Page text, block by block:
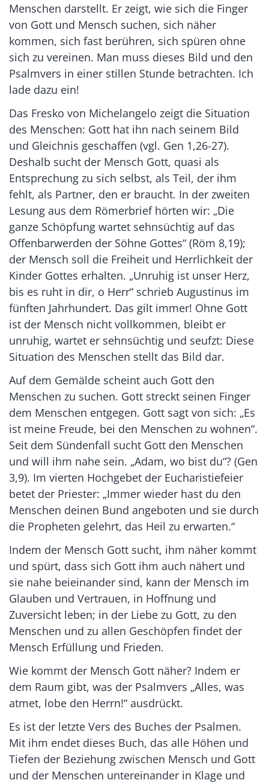
Menschen darstellt. Er zeigt, wie sich die Finger
von Gott und Mensch suchen, sich näher
kommen, sich fast berühren, sich spüren ohne
sich zu vereinen. Man muss dieses Bild und den
Psalmvers in einer stillen Stunde betrachten. Ich
lade dazu ein!
Das Fresko von Michelangelo zeigt die Situation
des Menschen: Gott hat ihn nach seinem Bild
und Gleichnis geschaffen (vgl. Gen 1,26-27).
Deshalb sucht der Mensch Gott, quasi als
Entsprechung zu sich selbst, als Teil, der ihm
fehlt, als Partner, den er braucht. In der zweiten
Lesung aus dem Römerbrief hörten wir: „Die
ganze Schöpfung wartet sehnsüchtig auf das
Offenbarwerden der Söhne Gottes“ (Röm 8,19);
der Mensch soll die Freiheit und Herrlichkeit der
Kinder Gottes erhalten. „Unruhig ist unser Herz,
bis es ruht in dir, o Herr“ schrieb Augustinus im
fünften Jahrhundert. Das gilt immer! Ohne Gott
ist der Mensch nicht vollkommen, bleibt er
unruhig, wartet er sehnsüchtig und seufzt: Diese
Situation des Menschen stellt das Bild dar.
Auf dem Gemälde scheint auch Gott den
Menschen zu suchen. Gott streckt seinen Finger
dem Menschen entgegen. Gott sagt von sich: „Es
ist meine Freude, bei den Menschen zu wohnen“.
Seit dem Sündenfall sucht Gott den Menschen
und will ihm nahe sein. „Adam, wo bist du“? (Gen
3,9). Im vierten Hochgebet der Eucharistiefeier
betet der Priester: „Immer wieder hast du den
Menschen deinen Bund angeboten und sie durch
die Propheten gelehrt, das Heil zu erwarten.“
Indem der Mensch Gott sucht, ihm näher kommt
und spürt, dass sich Gott ihm auch nähert und
sie nahe beieinander sind, kann der Mensch im
Glauben und Vertrauen, in Hoffnung und
Zuversicht leben; in der Liebe zu Gott, zu den
Menschen und zu allen Geschöpfen findet der
Mensch Erfüllung und Frieden.
Wie kommt der Mensch Gott näher? Indem er
dem Raum gibt, was der Psalmvers „Alles, was
atmet, lobe den Herrn!“ ausdrückt.
Es ist der letzte Vers des Buches der Psalmen.
Mit ihm endet dieses Buch, das alle Höhen und
Tiefen der Beziehung zwischen Mensch und Gott
und der Menschen untereinander in Klage und